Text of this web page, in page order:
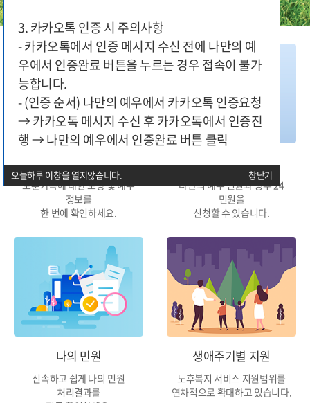
대상구분별 지원
보훈가족에 대한 보상 및 예우
정보를
한 번에 확인하세요.
민원신청
나만의 예우 민원과 정부 24
민원을
신청할 수 있습니다.
나의 민원
신속하고 쉽게 나의 민원
처리결과를
생애주기별 지원
노후복지 서비스 지원범위를
연차적으로 확대하고 있습니다.
3. 카카오톡 인증 시 주의사항
- 카카오톡에서 인증 메시지 수신 전에 나만의 예
우에서 인증완료 버튼을 누르는 경우 접속이 불가
능합니다.
- (인증 순서) 나만의 예우에서 카카오톡 인증요청
→ 카카오톡 메시지 수신 후 카카오톡에서 인증진
행 → 나만의 예우에서 인증완료 버튼 클릭
오늘하루 이창을 열지않습니다. 창닫기